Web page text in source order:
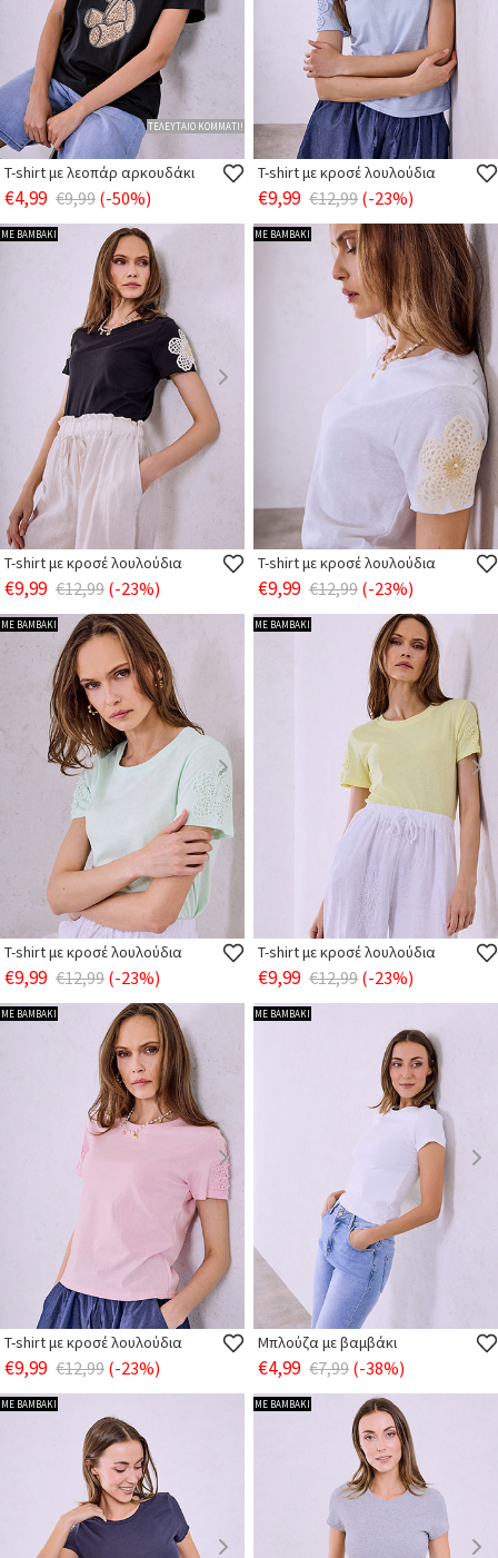
ΤΕΛΕΥΤΑΙΟ ΚΟΜΜΑΤΙ!
T-shirt με λεοπάρ αρκουδάκι
€4,99 €9,99 (-50%)
T-shirt με κροσέ λουλούδια
€9,99 €12,99 (-23%)
ΜΕ ΒΑΜΒΑΚΙ
T-shirt με κροσέ λουλούδια
€9,99 €12,99 (-23%)
ΜΕ ΒΑΜΒΑΚΙ
T-shirt με κροσέ λουλούδια
€9,99 €12,99 (-23%)
ΜΕ ΒΑΜΒΑΚΙ
T-shirt με κροσέ λουλούδια
€9,99 €12,99 (-23%)
ΜΕ ΒΑΜΒΑΚΙ
T-shirt με κροσέ λουλούδια
€9,99 €12,99 (-23%)
ΜΕ ΒΑΜΒΑΚΙ
T-shirt με κροσέ λουλούδια
€9,99 €12,99 (-23%)
ΜΕ ΒΑΜΒΑΚΙ
Μπλούζα με βαμβάκι
€4,99 €7,99 (-38%)
ΜΕ ΒΑΜΒΑΚΙ ΜΕ ΒΑΜΒΑΚΙ